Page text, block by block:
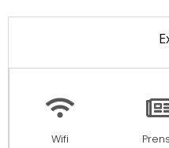
Wifi